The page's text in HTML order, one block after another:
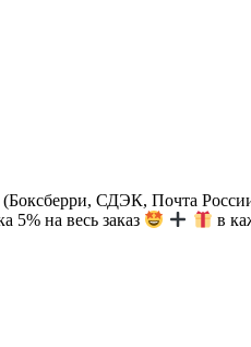
(Боксберри, СДЭК, Почта
5% на весь заказ
в